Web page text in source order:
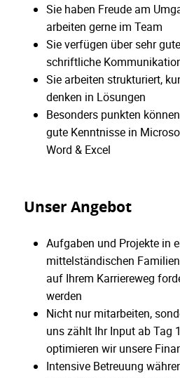
Sie haben Freude am
arbeiten gerne im Team
Sie verfügen über sehr
schriftliche
Sie arbeiten strukturiert,
denken in Lösungen
Besonders punkten
gute Kenntnisse in
Word & Excel
Unser Angebot
Aufgaben und Projekte in
mittelständischen
auf Ihrem Karriereweg
werden
Nicht nur mitarbeiten,
uns zählt Ihr Input ab Tag
optimieren wir unsere
Intensive Betreuung